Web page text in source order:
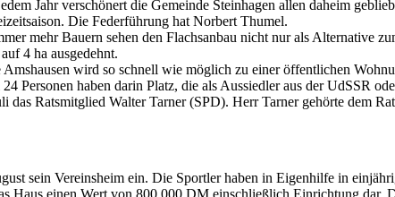
Jahr verschönert die Gemeinde Steinhagen allen daheim
Die Federführung hat Norbert Thumel.
mehr Bauern sehen den Flachsanbau nicht nur als Alternative
4 ha ausgedehnt.
wird so schnell wie möglich zu einer öffentlichen
Personen haben darin Platz, die als Aussiedler aus der UdSSR
das Ratsmitglied Walter Tarner (SPD). Herr Tarner gehörte dem
sein Vereinsheim ein. Die Sportler haben in Eigenhilfe in
Haus einen Wert von 800.000 DM einschließlich Einrichtung dar.